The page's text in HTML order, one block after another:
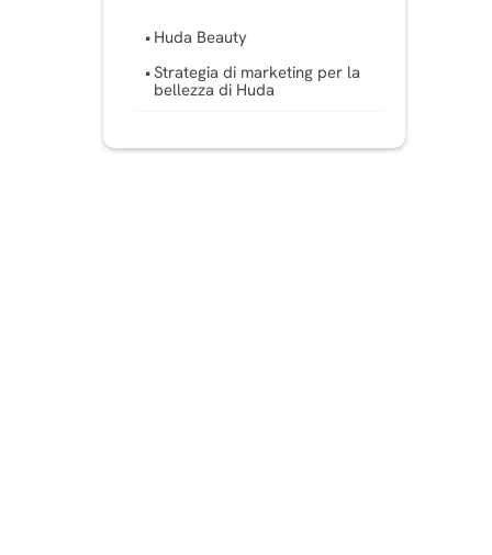
Huda Beauty
Strategia di marketing per la
bellezza di Huda